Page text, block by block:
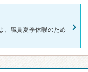
、職員夏季休暇のため